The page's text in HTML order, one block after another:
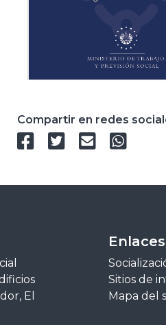
Compartir en redes
El
Sitios de
Mapa del